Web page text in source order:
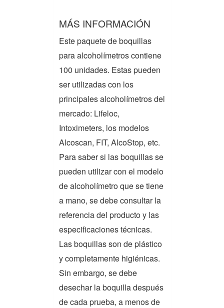
MÁS INFORMACIÓN
Este paquete de boquillas
para alcoholímetros contiene
100 unidades. Estas pueden
ser utilizadas con los
principales alcoholímetros del
mercado: Lifeloc,
Intoximeters, los modelos
Alcoscan, FIT, AlcoStop, etc.
Para saber si las boquillas se
pueden utilizar con el modelo
de alcoholímetro que se tiene
a mano, se debe consultar la
referencia del producto y las
especificaciones técnicas.
Las boquillas son de plástico
y completamente higiénicas.
Sin embargo, se debe
desechar la boquilla después
de cada prueba, a menos de